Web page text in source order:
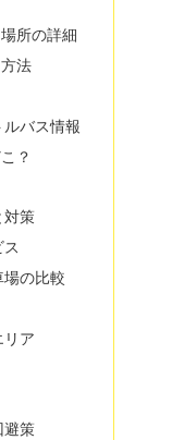
所の詳細
法
バス情報
？
対策
場の比較
リア
避策